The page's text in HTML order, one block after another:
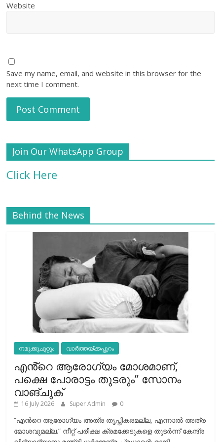
Website
Save my name, email, and website in this browser for the
next time I comment.
Join Our WhatsApp Group
Click Here
Behind the News
നമുക്കുചുറ്റും വാർത്തയ്ക്കപ്പുറം
എൻ്റെ ആരോഗ്യം മോശമാണ്,
പക്ഷെ പോരാട്ടം തുടരും” സോനം
വാങ്ചുക്
16 July 2026 Super Admin 0
“എന്‍റെ ആരോഗ്യം അത്ര തൃപ്തികരമല്ല, എന്നാൽ അത്ര
മോശവുമല്ല.” നീറ്റ് പരീക്ഷ ക്രമക്കേടുകളെ തുടർന്ന് കേന്ദ്ര